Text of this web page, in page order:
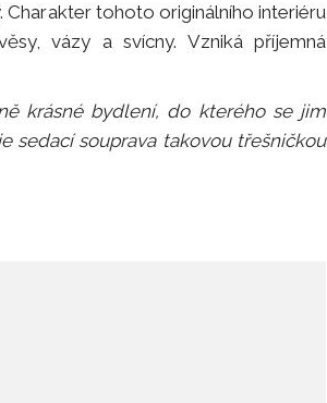
Charakter tohoto originálního interiéru
vázy a svícny. Vzniká příjemná
krásné bydlení, do kterého se jim
sedací souprava takovou třešničkou